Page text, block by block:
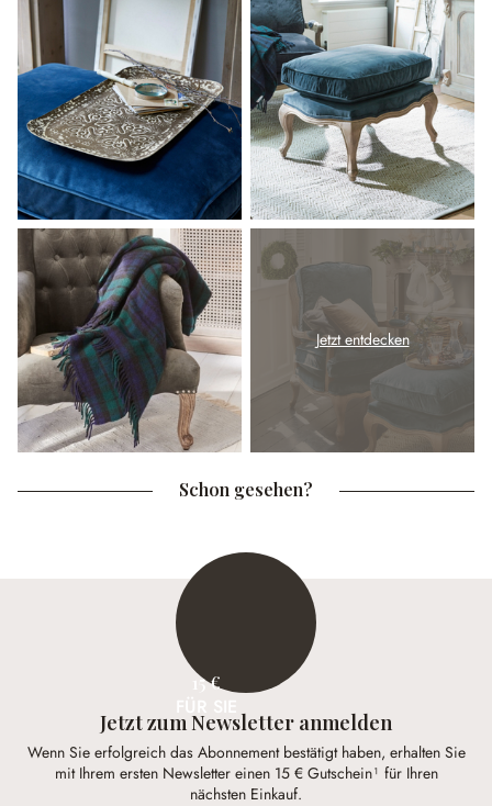
Jetzt entdecken
Schon gesehen?
15 €
Jetzt zum Newsletter anmelden
Wenn Sie erfolgreich das Abonnement bestätigt haben, erhalten Sie
mit Ihrem ersten Newsletter einen 15 € Gutschein¹ für Ihren
nächsten Einkauf.